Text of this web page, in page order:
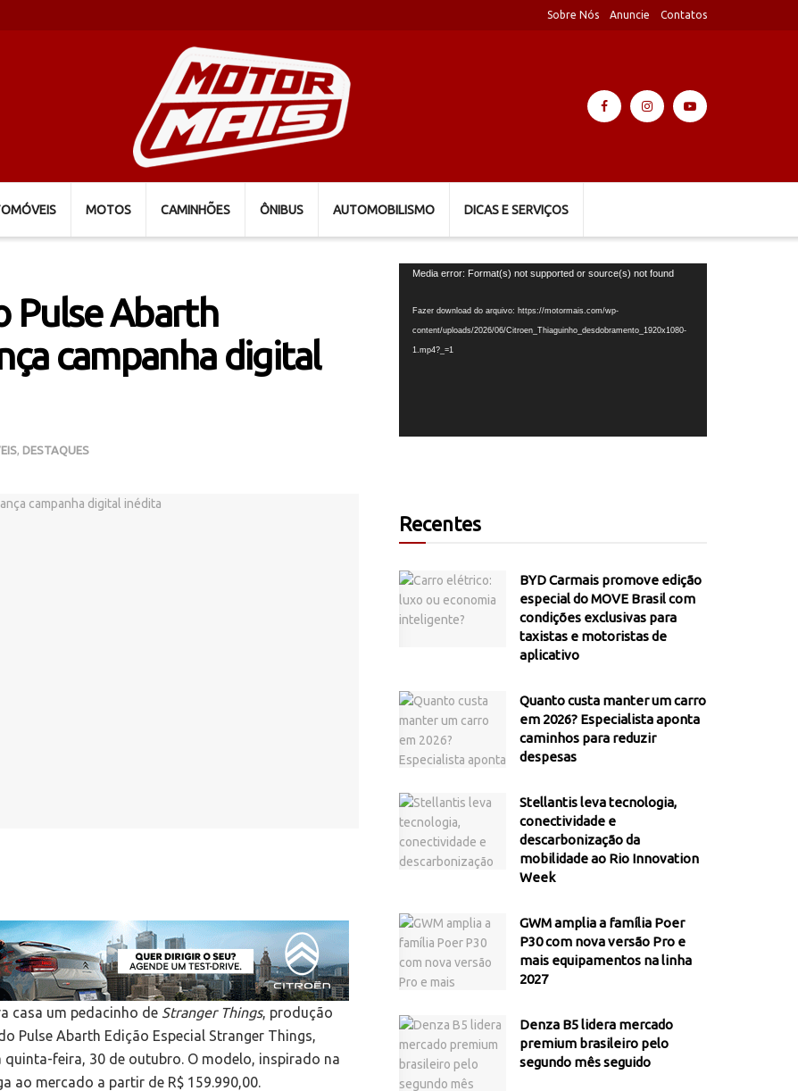
Sobre Nós Anuncie Contatos
MOTOS CAMINHÕES ÔNIBUS AUTOMOBILISMO DICAS E SERVIÇOS
Pulse Abarth
campanha digital
DESTAQUES
casa um pedacinho de Stranger Things, produção
Pulse Abarth Edição Especial Stranger Things,
feira, 30 de outubro. O modelo, inspirado na
ao mercado a partir de R$ 159.990,00.
Tocador
vídeo
Media error: Format(s) not supported or source(s) not found
Fazer download do arquivo: https://motormais.com/wp-
content/uploads/2026/06/Citroen_Thiaguinho_desdobramento_1920x1080-
1.mp4?_=1
Recentes
BYD Carmais promove edição
especial do MOVE Brasil com
condições exclusivas para
taxistas e motoristas de
aplicativo
Quanto custa manter um carro
em 2026? Especialista aponta
caminhos para reduzir
despesas
Stellantis leva tecnologia,
conectividade e
descarbonização da
mobilidade ao Rio Innovation
Week
GWM amplia a família Poer
P30 com nova versão Pro e
mais equipamentos na linha
2027
Denza B5 lidera mercado
premium brasileiro pelo
segundo mês seguido